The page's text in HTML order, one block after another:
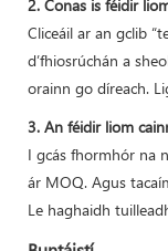
2. Conas is féidir
Cliceáil ar an gclib
d’fhiosrúchán a
orainn go díreach.
3. An féidir liom
I gcás fhormhór na
ár MOQ. Agus
Le haghaidh